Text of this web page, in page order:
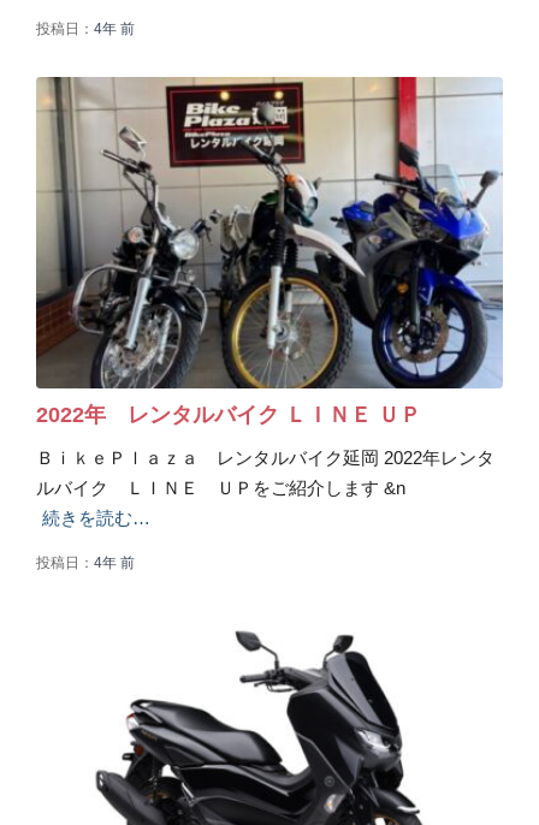
投稿日： 4年 前
2022年 レンタルバイク ＬＩＮＥ ＵＰ
ＢｉｋｅＰｌａｚａ レンタルバイク延岡 2022年レンタ
ルバイク ＬＩＮＥ ＵＰをご紹介します &n
続きを読む…
投稿日： 4年 前